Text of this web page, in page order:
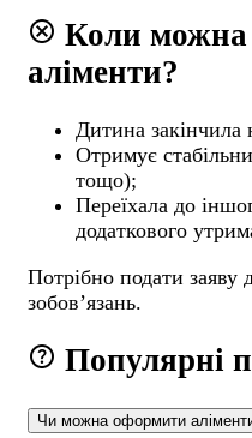
highlight_off Коли можна
аліменти?
Дитина закінчила
Отримує
тощо);
Переїхала до
додаткового
Потрібно подати
зобов’язань.
help Популярні
Чи можна оформити